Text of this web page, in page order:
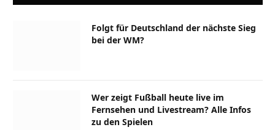
Folgt für Deutschland der nächste Sieg
bei der WM?
Wer zeigt Fußball heute live im
Fernsehen und Livestream? Alle Infos
zu den Spielen